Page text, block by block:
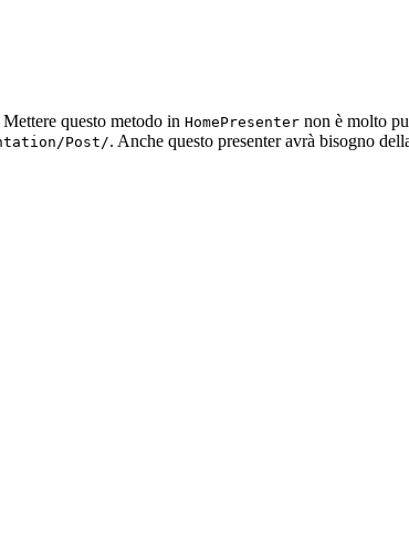
questo metodo in HomePresenter non è molto
Post/. Anche questo presenter avrà bisogno